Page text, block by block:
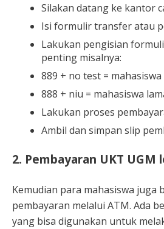
Silakan datang ke kantor
Isi formulir transfer atau
Lakukan pengisian
penting misalnya:
889 + no test =
888 + niu = mahasiswa
Lakukan proses
Ambil dan simpan slip
2. Pembayaran UKT UGM
Kemudian para mahasiswa juga
pembayaran melalui ATM. Ada
yang bisa digunakan untuk